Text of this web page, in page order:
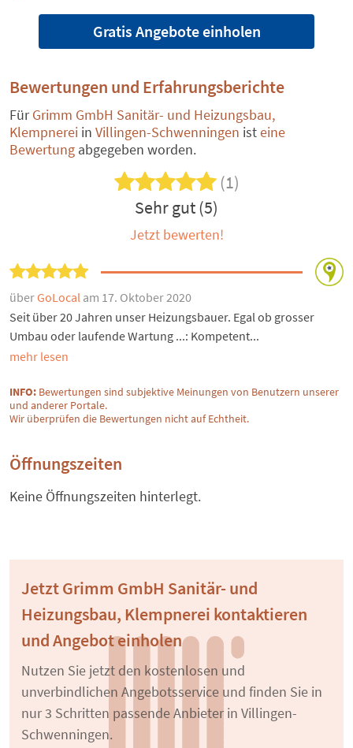
Gratis Angebote einholen
Bewertungen und Erfahrungsberichte
FürGrimm GmbH Sanitär- und Heizungsbau,
Klempnerei in Villingen-Schwenningen isteine
Bewertung abgegeben worden.
(1)
Sehr gut (5)
Jetzt bewerten!
überGoLocal am 17. Oktober 2020
Seit über 20 Jahren unser Heizungsbauer. Egal ob grosser
Umbau oder laufende Wartung ...: Kompetent...
mehr lesen
INFO: Bewertungen sind subjektive Meinungen von Benutzern unserer
und anderer Portale.
Wir überprüfen die Bewertungen nicht auf Echtheit.
Öffnungszeiten
Keine Öffnungszeiten hinterlegt.
Jetzt Grimm GmbH Sanitär- und
Heizungsbau, Klempnerei kontaktieren
und Angebot einholen
Nutzen Sie jetzt den kostenlosen und
unverbindlichen Angebotsservice und finden Sie in
nur 3 Schritten passende Anbieter in Villingen-
Schwenningen.